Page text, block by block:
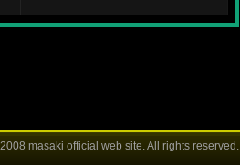
masaki official web site. All rights reserved.